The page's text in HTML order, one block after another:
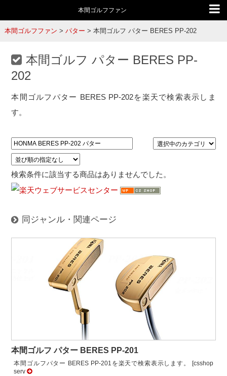
本間ゴルフファン
本間ゴルフファン > パター > 本間ゴルフ パター BERES PP-202
本間ゴルフ パター BERES PP-
202
本間ゴルフパター BERES PP-202を楽天で検索表示しま
す。
検索条件に該当する商品はありませんでした。
同ジャンル・関連ページ
本間ゴルフ パター BERES PP-201
本間ゴルフパター BERES PP-201を楽天で検索表示します。 [csshop
serv